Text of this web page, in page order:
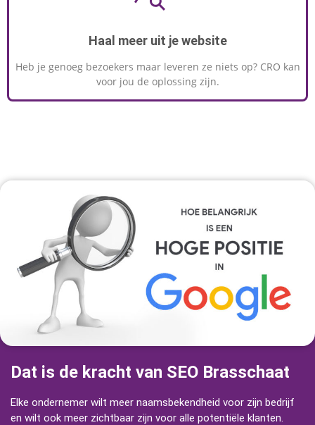
Haal meer uit je website
Heb je genoeg bezoekers maar leveren ze niets op? CRO kan
voor jou de oplossing zijn.
Dat is de kracht van SEO Brasschaat
Elke ondernemer wilt meer naamsbekendheid voor zijn bedrijf
en wilt ook meer zichtbaar zijn voor alle potentiële klanten.